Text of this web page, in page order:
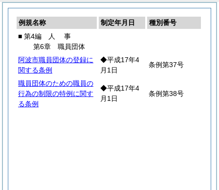
例規名称 制定年月日
種別番号
■ 第4編
人 事
第6章 職員団体
阿波市職員団体の登録に
関する条例
◆平成17年4
月1日
条例第37号
職員団体のための職員の
行為の制限の特例に関す
る条例
◆平成17年4
月1日
条例第38号